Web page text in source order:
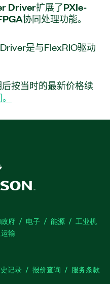
Driver扩展了PXIe-
协同处理功能。
是与FlexRIO驱动
帮助用户控制PXIe-
API。\r\n
按当时的最新价格续
府 电子 能源
工业机
输
记录 报价查询
服务条款